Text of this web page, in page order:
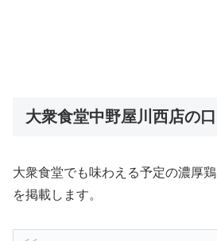
大衆食堂中野屋川西店の
大衆食堂でも味わえる予定の濃厚
を掲載します。